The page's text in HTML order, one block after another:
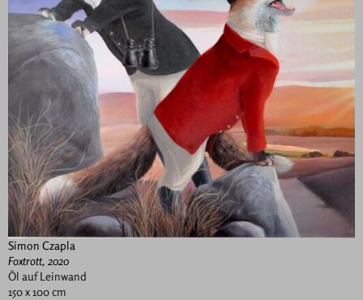
Simon Czapla
Foxtrott, 2020
Öl auf Leinwand
150 x 100 cm